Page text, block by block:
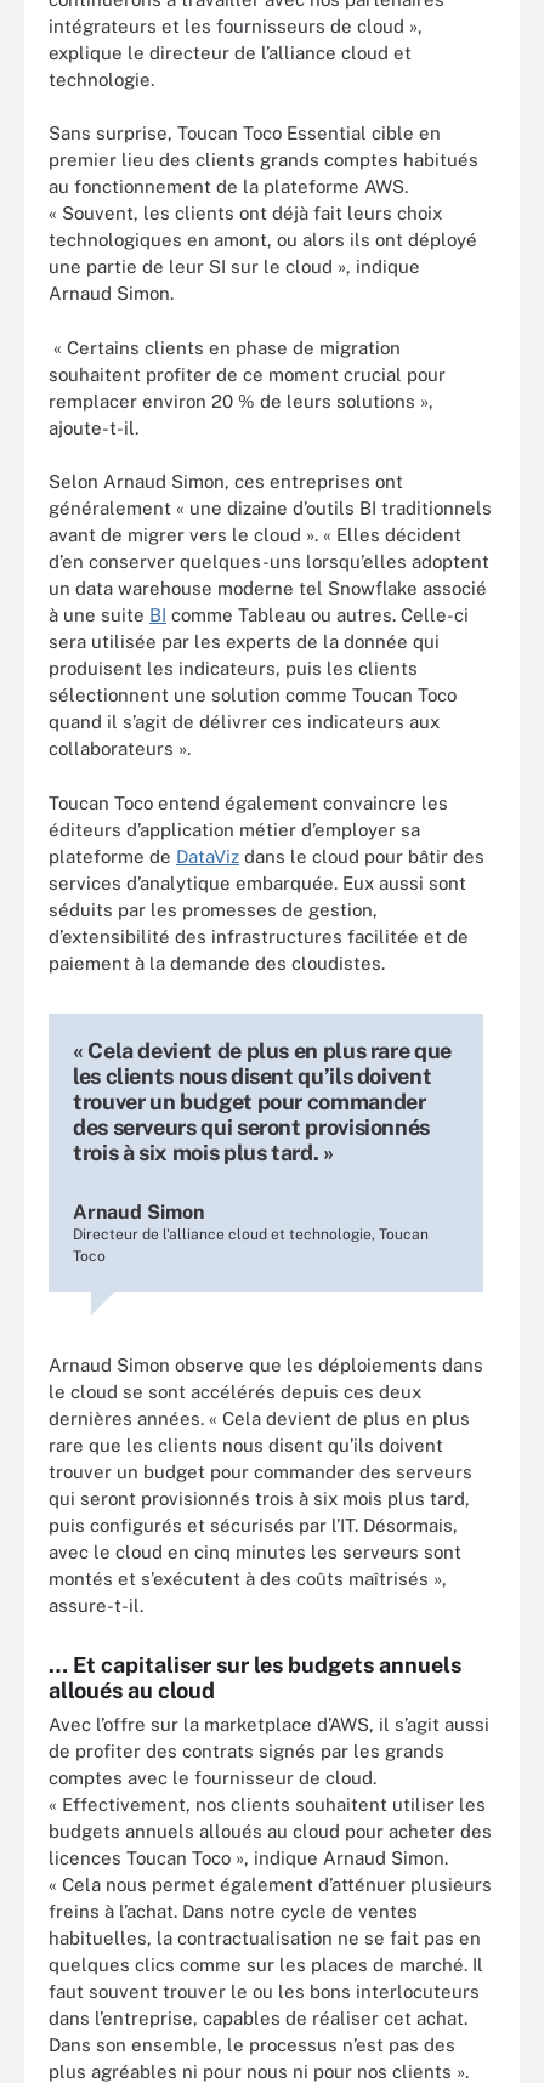
intégrateurs et les fournisseurs de cloud »,
explique le directeur de l’alliance cloud et
technologie.
Sans surprise, Toucan Toco Essential cible en
premier lieu des clients grands comptes habitués
au fonctionnement de la plateforme AWS.
« Souvent, les clients ont déjà fait leurs choix
technologiques en amont, ou alors ils ont déployé
une partie de leur SI sur le cloud », indique
Arnaud Simon.
« Certains clients en phase de migration
souhaitent profiter de ce moment crucial pour
remplacer environ 20 % de leurs solutions »,
ajoute-t-il.
Selon Arnaud Simon, ces entreprises ont
généralement « une dizaine d’outils BI traditionnels
avant de migrer vers le cloud ». « Elles décident
d’en conserver quelques-uns lorsqu’elles adoptent
un data warehouse moderne tel Snowflake associé
à une suite BI comme Tableau ou autres. Celle-ci
sera utilisée par les experts de la donnée qui
produisent les indicateurs, puis les clients
sélectionnent une solution comme Toucan Toco
quand il s’agit de délivrer ces indicateurs aux
collaborateurs ».
Toucan Toco entend également convaincre les
éditeurs d’application métier d’employer sa
plateforme de DataViz dans le cloud pour bâtir des
services d’analytique embarquée. Eux aussi sont
séduits par les promesses de gestion,
d’extensibilité des infrastructures facilitée et de
paiement à la demande des cloudistes.
« Cela devient de plus en plus rare que
les clients nous disent qu’ils doivent
trouver un budget pour commander
des serveurs qui seront provisionnés
trois à six mois plus tard. »
Arnaud Simon
Directeur de l'alliance cloud et technologie, Toucan
Toco
Arnaud Simon observe que les déploiements dans
le cloud se sont accélérés depuis ces deux
dernières années. « Cela devient de plus en plus
rare que les clients nous disent qu’ils doivent
trouver un budget pour commander des serveurs
qui seront provisionnés trois à six mois plus tard,
puis configurés et sécurisés par l’IT. Désormais,
avec le cloud en cinq minutes les serveurs sont
montés et s’exécutent à des coûts maîtrisés »,
assure-t-il.
… Et capitaliser sur les budgets annuels
alloués au cloud
Avec l’offre sur la marketplace d’AWS, il s’agit aussi
de profiter des contrats signés par les grands
comptes avec le fournisseur de cloud.
« Effectivement, nos clients souhaitent utiliser les
budgets annuels alloués au cloud pour acheter des
licences Toucan Toco », indique Arnaud Simon.
« Cela nous permet également d’atténuer plusieurs
freins à l’achat. Dans notre cycle de ventes
habituelles, la contractualisation ne se fait pas en
quelques clics comme sur les places de marché. Il
faut souvent trouver le ou les bons interlocuteurs
dans l’entreprise, capables de réaliser cet achat.
Dans son ensemble, le processus n’est pas des
plus agréables ni pour nous ni pour nos clients ».